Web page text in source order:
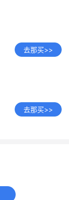
去那买>>
去那买>>